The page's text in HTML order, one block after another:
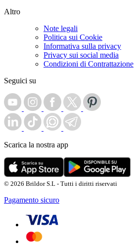
Altro
Note legali
Politica sui Cookie
Informativa sulla privacy
Privacy sui social media
Condizioni di Contrattazione
Seguici su
Scarica la nostra app
© 2026 Brildor S.L - Tutti i diritti riservati
Pagamento sicuro